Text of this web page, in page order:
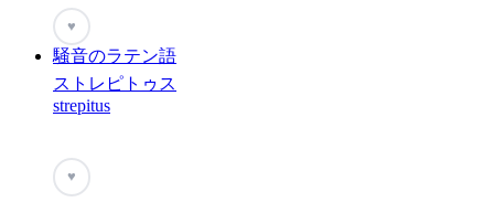
♥
騒音のラテン語
ストレピトゥス
strepitus
♥